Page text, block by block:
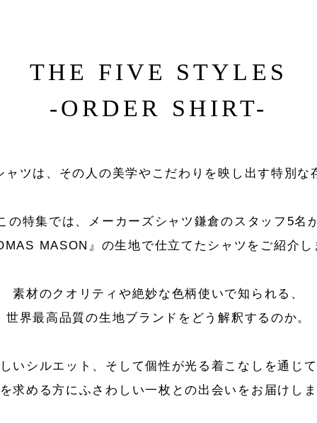
THE FIVE STYLES
-ORDER SHIRT-
ャツは、その人の美学やこだわりを映し出す特別な
の特集では、メーカーズシャツ鎌倉のスタッフ5名
MASON』の生地で仕立てたシャツをご紹介し
素材のクオリティや絶妙な色柄使いで知られる、
世界最高品質の生地ブランドをどう解釈するのか。
いシルエット、そして個性が光る着こなしを通じて
求める方にふさわしい一枚との出会いをお届けしま